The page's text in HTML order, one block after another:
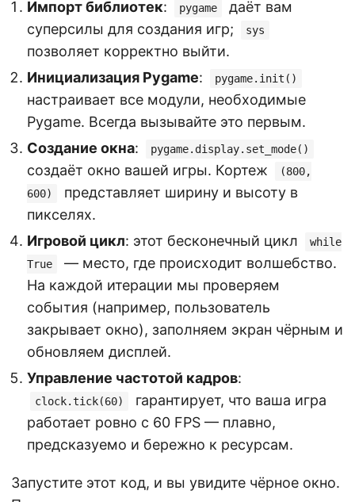
Импорт библиотек: pygame
даёт вам
суперсилы для создания игр;
sys
позволяет корректно выйти.
Инициализация Pygame: pygame.init()
настраивает все модули, необходимые
Pygame. Всегда вызывайте это первым.
Создание окна: pygame.display.set_mode()
создаёт окно вашей игры. Кортеж
(800,
600)
представляет ширину и высоту в
пикселях.
Игровой цикл: этот бесконечный цикл
while
True
— место, где происходит волшебство.
На каждой итерации мы проверяем
события (например, пользователь
закрывает окно), заполняем экран чёрным и
обновляем дисплей.
Управление частотой кадров:
clock.tick(60)
гарантирует, что ваша игра
работает ровно с 60 FPS — плавно,
предсказуемо и бережно к ресурсам.
Запустите этот код, и вы увидите чёрное окно.